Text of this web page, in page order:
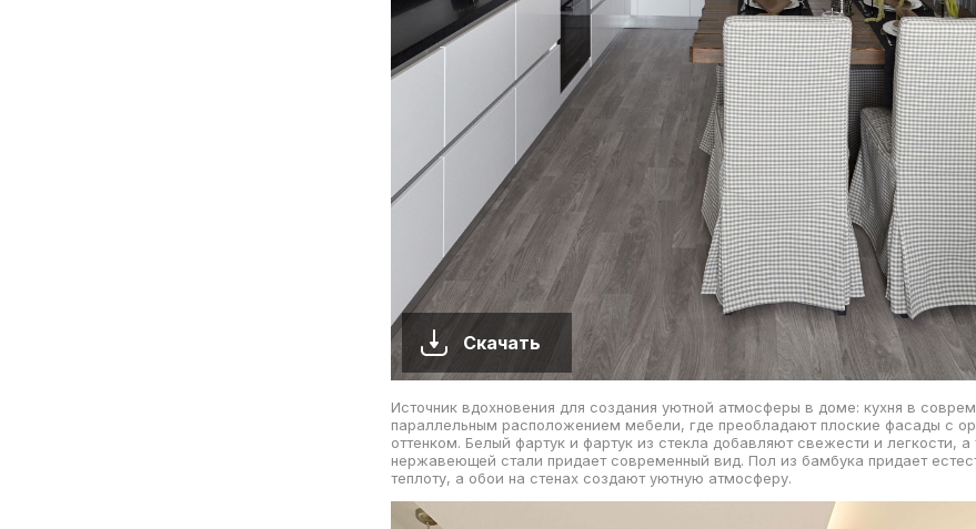
Скачать
Источник вдохновения для создания уютной атмосферы в доме: кухня в
параллельным расположением мебели, где преобладают плоские фасады с
оттенком. Белый фартук и фартук из стекла добавляют свежести и легкости, а
нержавеющей стали придает современный вид. Пол из бамбука придает
теплоту, а обои на стенах создают уютную атмосферу.